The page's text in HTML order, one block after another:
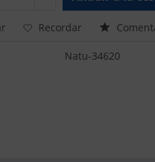
Recordar
Natu-34620